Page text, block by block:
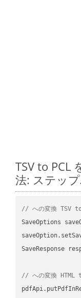
TSV to PCL
法: ステッ
// への変換 TSV to
SaveOptions
SaveResponse
// への変換 HTML